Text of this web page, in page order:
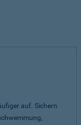
auf. Sichern